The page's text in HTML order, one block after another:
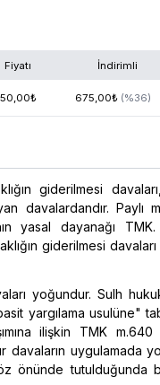
Fiyatı İndirimli
₺ 675,00₺ (%36)
giderilmesi
davalardandır. Paylı
yasal dayanağı
giderilmesi
yoğundur. Sulh
yargılama usulüne"
ilişkin TMK m.640
davaların uygulamada
önünde tutulduğunda